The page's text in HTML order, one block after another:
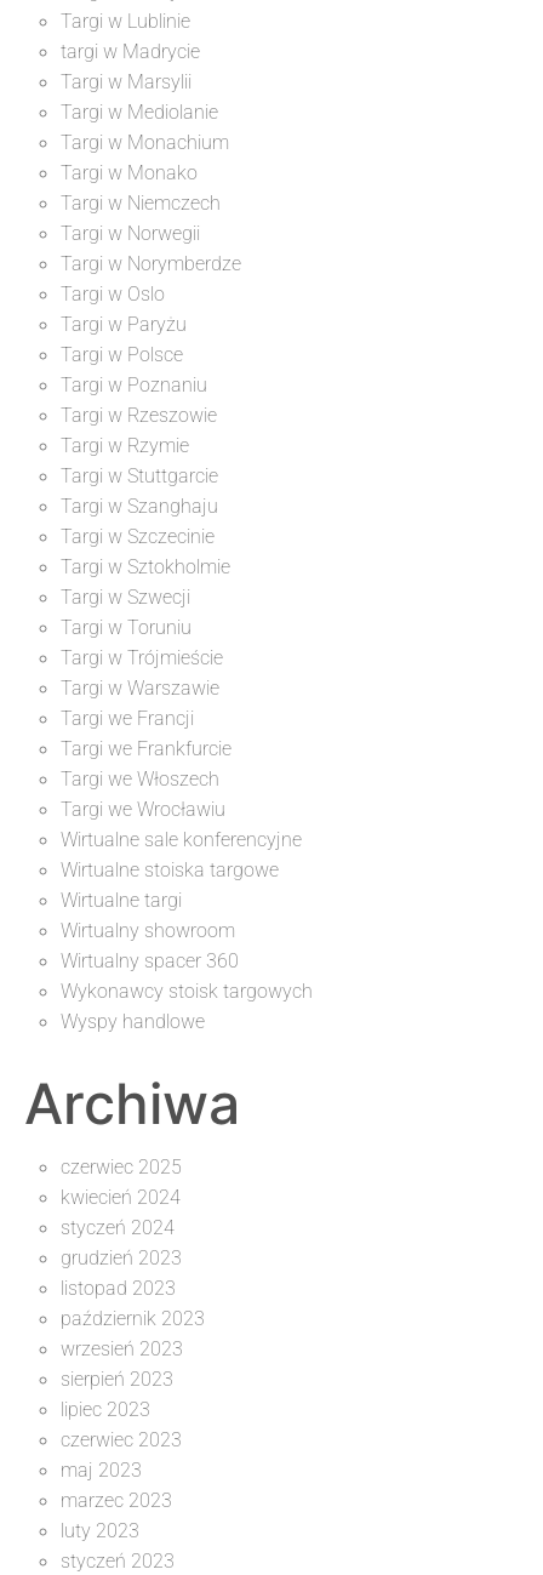
Targi w Lublinie
targi w Madrycie
Targi w Marsylii
Targi w Mediolanie
Targi w Monachium
Targi w Monako
Targi w Niemczech
Targi w Norwegii
Targi w Norymberdze
Targi w Oslo
Targi w Paryżu
Targi w Polsce
Targi w Poznaniu
Targi w Rzeszowie
Targi w Rzymie
Targi w Stuttgarcie
Targi w Szanghaju
Targi w Szczecinie
Targi w Sztokholmie
Targi w Szwecji
Targi w Toruniu
Targi w Trójmieście
Targi w Warszawie
Targi we Francji
Targi we Frankfurcie
Targi we Włoszech
Targi we Wrocławiu
Wirtualne sale konferencyjne
Wirtualne stoiska targowe
Wirtualne targi
Wirtualny showroom
Wirtualny spacer 360
Wykonawcy stoisk targowych
Wyspy handlowe
Archiwa
czerwiec 2025
kwiecień 2024
styczeń 2024
grudzień 2023
listopad 2023
październik 2023
wrzesień 2023
sierpień 2023
lipiec 2023
czerwiec 2023
maj 2023
marzec 2023
luty 2023
styczeń 2023